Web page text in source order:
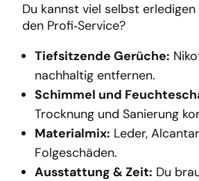
Du kannst viel selbst
den Profi‑Service?
Tiefsitzende Gerüche:
nachhaltig entfernen.
Schimmel und
Trocknung und Sanierung
Materialmix: Leder,
Folgeschäden.
Ausstattung & Zeit: Du